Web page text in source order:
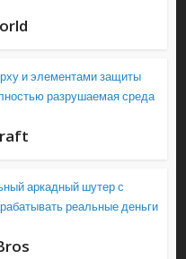
и элементами защиты
разрушаемая среда
аркадный шутер с
реальные деньги